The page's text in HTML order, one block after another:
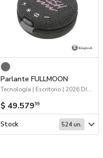
Parlante FULLMOON
Tecnología | Escritorio | 2026 Día de la Niñez
$ 49.57999
Stock 524 un.